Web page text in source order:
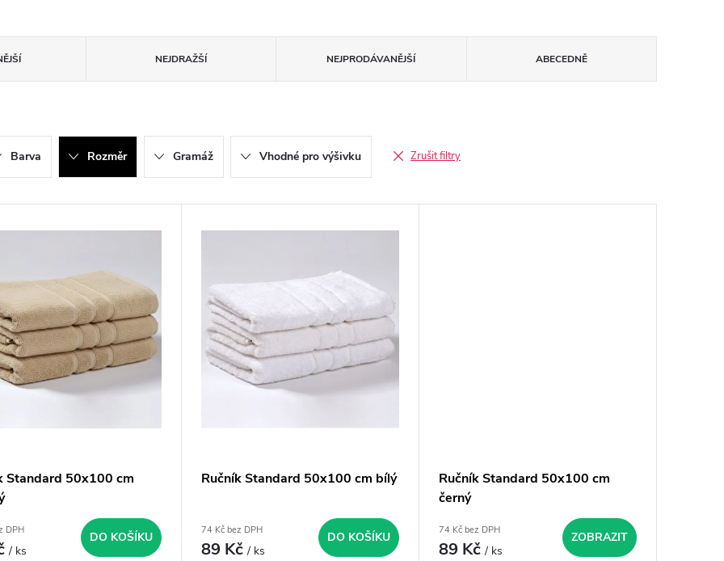
NEJDRAŽŠÍ NEJPRODÁVANĚJŠÍ ABECEDNĚ
Barva Rozměr Gramáž Vhodné pro výšivku Zrušit filtry
Standard 50x100 cm
DPH
/ ks
DO KOŠÍKU
Ručník Standard 50x100 cm bílý
74 Kč bez DPH
89 Kč/ ks
DO KOŠÍKU
Ručník Standard 50x100 cm
černý
74 Kč bez DPH
89 Kč/ ks
ZOBRAZIT